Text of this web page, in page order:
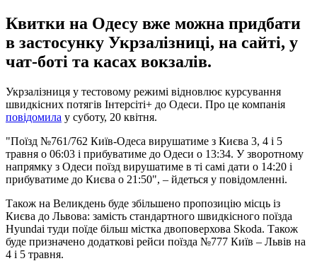
Квитки на Одесу вже можна придбати
в застосунку Укрзалізниці, на сайті, у
чат-боті та касах вокзалів.
Укрзалізниця у тестовому режимі відновлює курсування
швидкісних потягів Інтерсіті+ до Одеси. Про це компанія
повідомила у суботу, 20 квітня.
"Поїзд №761/762 Київ-Одеса вирушатиме з Києва 3, 4 і 5
травня о 06:03 і прибуватиме до Одеси о 13:34. У зворотному
напрямку з Одеси поїзд вирушатиме в ті самі дати о 14:20 і
прибуватиме до Києва о 21:50", – йдеться у повідомленні.
Також на Великдень буде збільшено пропозицію місць із
Києва до Львова: замість стандартного швидкісного поїзда
Hyundai туди поїде більш містка двоповерхова Skoda. Також
буде призначено додаткові рейси поїзда №777 Київ – Львів на
4 і 5 травня.